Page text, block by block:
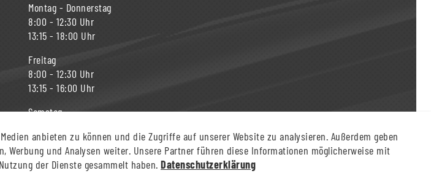
Montag - Donnerstag
8:00 - 12:30 Uhr
13:15 - 18:00 Uhr
Freitag
8:00 - 12:30 Uhr
13:15 - 16:00 Uhr
Samstag
13:15 - 15:00 Uhr
anbieten zu können und die Zugriffe auf unserer Website zu analysieren. Außerdem geben
und Analysen weiter. Unsere Partner führen diese Informationen möglicherweise mit
der Dienste gesammelt haben. Datenschutzerklärung